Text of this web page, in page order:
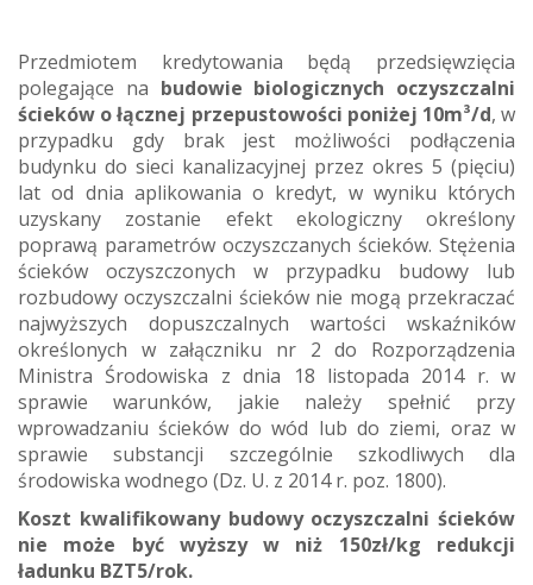
Przedmiotem kredytowania będą przedsięwzięcia
polegające na budowie biologicznych oczyszczalni
ścieków o łącznej przepustowości poniżej 10m³/d, w
przypadku gdy brak jest możliwości podłączenia
budynku do sieci kanalizacyjnej przez okres 5 (pięciu)
lat od dnia aplikowania o kredyt, w wyniku których
uzyskany zostanie efekt ekologiczny określony
poprawą parametrów oczyszczanych ścieków. Stężenia
ścieków oczyszczonych w przypadku budowy lub
rozbudowy oczyszczalni ścieków nie mogą przekraczać
najwyższych dopuszczalnych wartości wskaźników
określonych w załączniku nr 2 do Rozporządzenia
Ministra Środowiska z dnia 18 listopada 2014 r. w
sprawie warunków, jakie należy spełnić przy
wprowadzaniu ścieków do wód lub do ziemi, oraz w
sprawie substancji szczególnie szkodliwych dla
środowiska wodnego (Dz. U. z 2014 r. poz. 1800).
Koszt kwalifikowany budowy oczyszczalni ścieków
nie może być wyższy w niż 150zł/kg redukcji
ładunku BZT5/rok.